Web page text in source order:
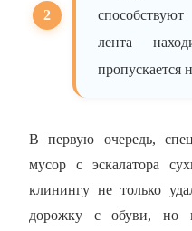
лента
пропускается
В первую очередь,
мусор с эскалатора
клинингу не только
дорожку с обуви, но